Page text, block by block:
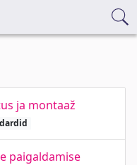
ja montaaž
paigaldamise